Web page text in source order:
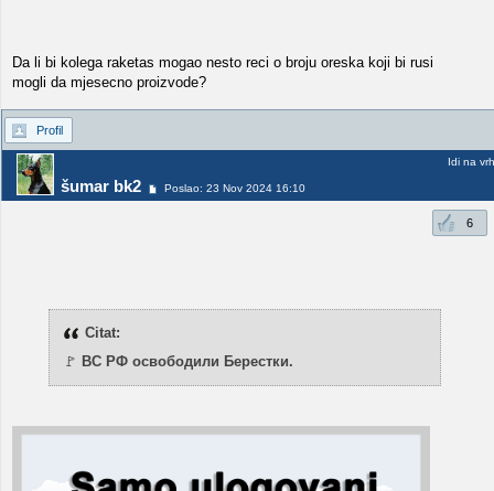
Da li bi kolega raketas mogao nesto reci o broju oreska koji bi rusi
mogli da mjesecno proizvode?
Profil
šumar bk2 Poslao: 23 Nov 2024 16:10
Idi na vrh
6
Citat:
🚩 ВС РФ освободили Берестки.